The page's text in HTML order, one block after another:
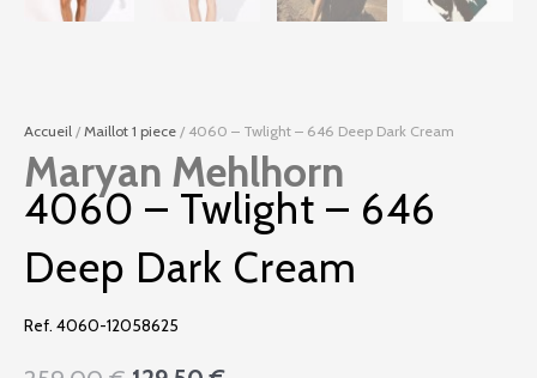
Accueil / Maillot 1 piece / 4060 – Twlight – 646 Deep Dark Cream
Maryan Mehlhorn
4060 – Twlight – 646
Deep Dark Cream
Ref. 4060-12058625